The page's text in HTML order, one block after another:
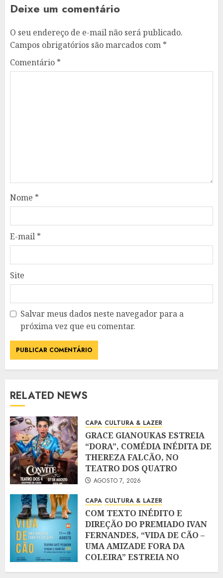
Deixe um comentário
O seu endereço de e-mail não será publicado.
Campos obrigatórios são marcados com *
Comentário *
Nome *
E-mail *
Site
Salvar meus dados neste navegador para a
próxima vez que eu comentar.
RELATED NEWS
CAPA CULTURA & LAZER
GRACE GIANOUKAS ESTREIA
“DORA”, COMÉDIA INÉDITA DE
THEREZA FALCÃO, NO
TEATRO DOS QUATRO
AGOSTO 7, 2026
CAPA CULTURA & LAZER
COM TEXTO INÉDITO E
DIREÇÃO DO PREMIADO IVAN
FERNANDES, “VIDA DE CÃO –
UMA AMIZADE FORA DA
COLEIRA” ESTREIA NO